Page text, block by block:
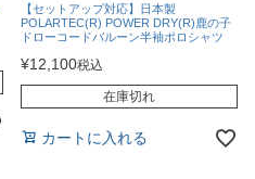
【セットアップ対応】日本製
POLARTEC(R) POWER DRY(R)鹿の子
ドローコードバルーン半袖ポロシャツ
¥12,100税込
在庫切れ
カートに入れる